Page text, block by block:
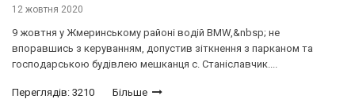
12 жовтня 2020
9 жовтня у Жмеринському районі водій BMW,&nbsp; не
впоравшись з керуванням, допустив зіткнення з парканом та
господарською будівлею мешканця с. Станіславчик....
Переглядів: 3210 Більше